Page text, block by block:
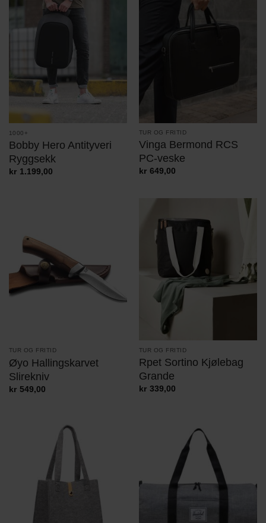
1000+
Bobby Hero Antityveri
Ryggsekk
kr 1.199,00
TUR OG FRITID
Vinga Bermond RCS
PC-veske
kr 649,00
TUR OG FRITID
Øyo Hallingskarvet
Slirekniv
kr 549,00
TUR OG FRITID
Rpet Sortino Kjølebag
Grande
kr 339,00